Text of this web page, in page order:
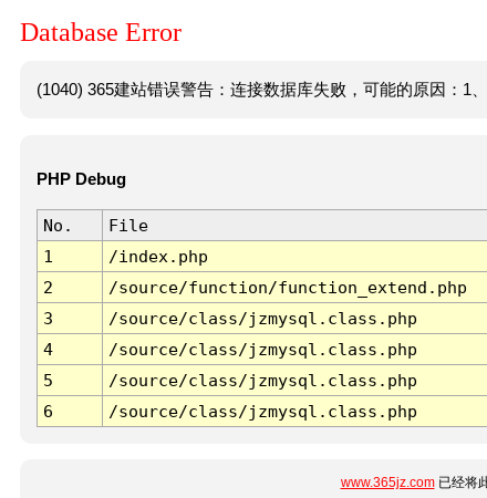
Database Error
(1040) 365建站错误警告：连接数据库失败，可能的原因：1
PHP Debug
No. File
1
/index.php
2
/source/function/function_extend.php
3
/source/class/jzmysql.class.php
4
/source/class/jzmysql.class.php
5
/source/class/jzmysql.class.php
6
/source/class/jzmysql.class.php
www.365jz.com已经将